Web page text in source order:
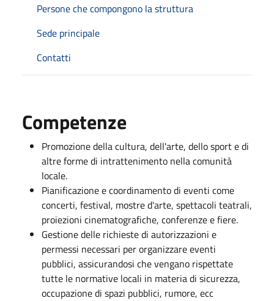
Persone che compongono la struttura
Sede principale
Contatti
Competenze
Promozione della cultura, dell'arte, dello sport e di
altre forme di intrattenimento nella comunità
locale.
Pianificazione e coordinamento di eventi come
concerti, festival, mostre d'arte, spettacoli teatrali,
proiezioni cinematografiche, conferenze e fiere.
Gestione delle richieste di autorizzazioni e
permessi necessari per organizzare eventi
pubblici, assicurandosi che vengano rispettate
tutte le normative locali in materia di sicurezza,
occupazione di spazi pubblici, rumore, ecc